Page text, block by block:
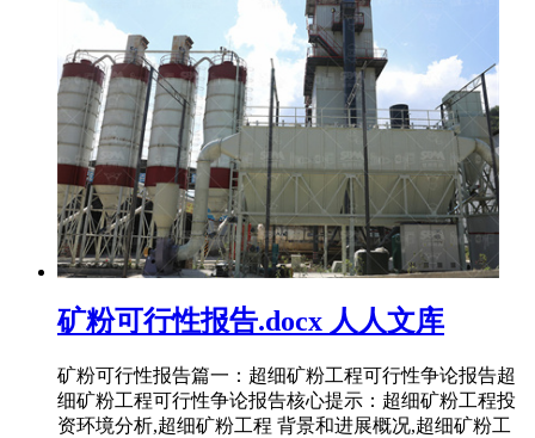
矿粉可行性报告.docx 人人文库
矿粉可行性报告篇一：超细矿粉工程可行性争论报告超
细矿粉工程可行性争论报告核心提示：超细矿粉工程投
资环境分析,超细矿粉工程 背景和进展概况,超细矿粉工